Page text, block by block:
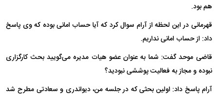
هم بود.
قهرمانی در این لحظه از آرام سوال کرد که آیا حساب امانی بوده که وی پاسخ
داد: از حساب امانی نداریم.
قاضی موحد گفت: شما به عنوان عضو هیات مدیره می‌گویید بحث کارگزاری
نبوده و مجاز به فعالیت پوششی نبودید؟
آرام پاسخ داد: اولین بحثی که در جلسه من، دیواندری و سعادتی مطرح شد